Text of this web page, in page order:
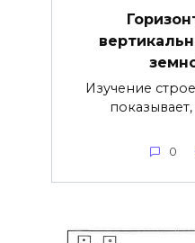
Изучение
0